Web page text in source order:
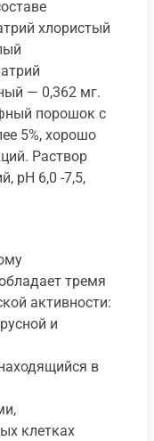
хлористый
— 0,362 мг.
порошок с
5%, хорошо
Раствор
рН 6,0 -7,5,
тремя
активности:
и
в
клетках